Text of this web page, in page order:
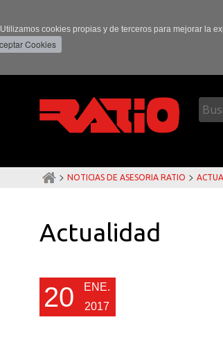
Utilizamos cookies propias y de terceros para mejorar la
> NOTICIAS DE ASESORIA RATIO >
Actualidad
20
ENE.
2017